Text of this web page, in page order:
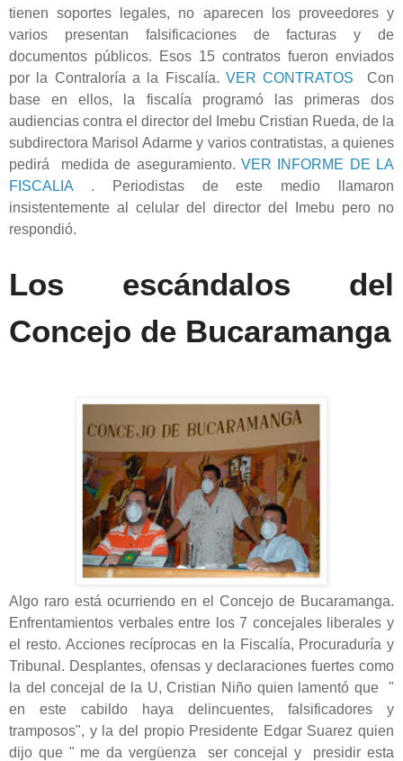
tienen soportes legales, no aparecen los proveedores y
varios presentan falsificaciones de facturas y de
documentos públicos. Esos 15 contratos fueron enviados
por la Contraloría a la Fiscalía. VER CONTRATOS Con
base en ellos, la fiscalía programó las primeras dos
audiencias contra el director del Imebu Cristian Rueda, de la
subdirectora Marisol Adarme y varios contratistas, a quienes
pedirá medida de aseguramiento. VER INFORME DE LA
FISCALIA . Periodistas de este medio llamaron
insistentemente al celular del director del Imebu pero no
respondió.
Los escándalos del
Concejo de Bucaramanga
Algo raro está ocurriendo en el Concejo de Bucaramanga.
Enfrentamientos verbales entre los 7 concejales liberales y
el resto. Acciones recíprocas en la Fiscalía, Procuraduría y
Tribunal. Desplantes, ofensas y declaraciones fuertes como
la del concejal de la U, Cristian Niño quien lamentó que "
en este cabildo haya delincuentes, falsificadores y
tramposos", y la del propio Presidente Edgar Suarez quien
dijo que " me da vergüenza ser concejal y presidir esta